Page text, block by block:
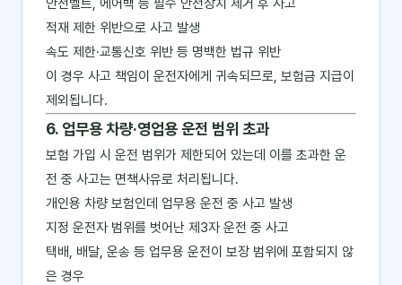
안전벨트, 에어백 등 필수 안전장치 제거 후 사고
적재 제한 위반으로 사고 발생
속도 제한·교통신호 위반 등 명백한 법규 위반
이 경우 사고 책임이 운전자에게 귀속되므로, 보험금 지급이
제외됩니다.
6. 업무용 차량·영업용 운전 범위 초과
보험 가입 시 운전 범위가 제한되어 있는데 이를 초과한 운
전 중 사고는 면책사유로 처리됩니다.
개인용 차량 보험인데 업무용 운전 중 사고 발생
지정 운전자 범위를 벗어난 제3자 운전 중 사고
택배, 배달, 운송 등 업무용 운전이 보장 범위에 포함되지 않
은 경우